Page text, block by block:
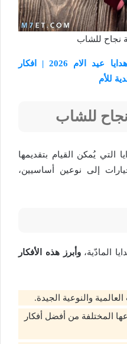
نجاح للشاب
هدايا عيد الام 2026 | افكار
للأم
للشاب
التي يُمكن القيام بتقديمها
إلى نوعين أساسيين،
المادّية،وأبرز هذه الأفكار
والنوعية الجيدة.
المختلفة من أفضل أفكار